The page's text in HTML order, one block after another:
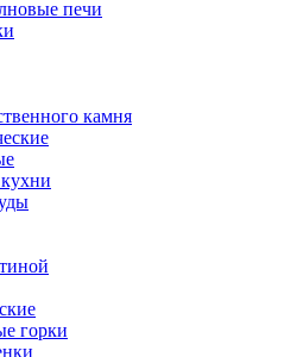
печи
камня
горки